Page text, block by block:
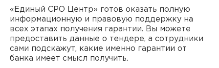
«Единый СРО Центр» готов оказать полную
информационную и правовую поддержку на
всех этапах получения гарантии. Вы можете
предоставить данные о тендере, а сотрудники
сами подскажут, какие именно гарантии от
банка имеет смысл получить.